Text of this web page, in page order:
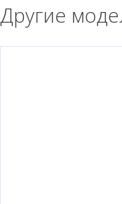
Другие